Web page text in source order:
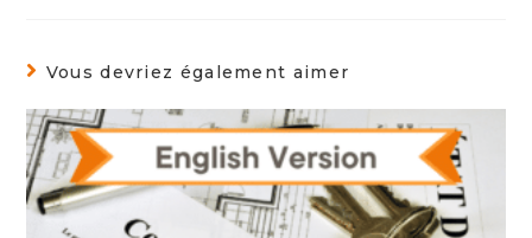
Vous devriez également aimer